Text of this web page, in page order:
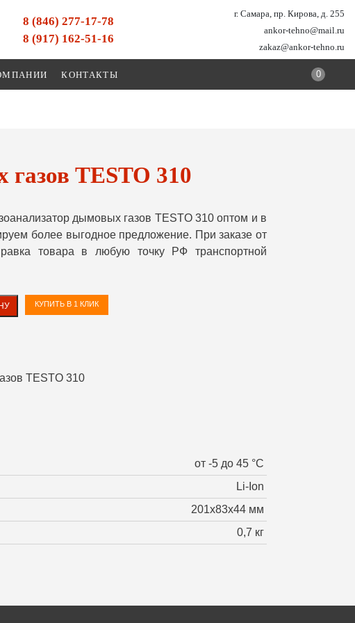
8 (846) 277-17-78
8 (917) 162-51-16
г. Самара, пр. Кирова, д. 255
ankor-tehno@mail.ru
zakaz@ankor-tehno.ru
КОНТАКТЫ 0
TESTO 310
дымовых газов TESTO 310 оптом и в
более выгодное предложение. При заказе от
товара в любую точку РФ транспортной
КУПИТЬ В 1 КЛИК
от -5 до 45 °С
Li-Ion
201х83х44 мм
0,7 кг